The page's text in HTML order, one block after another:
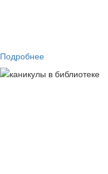
Подробнее